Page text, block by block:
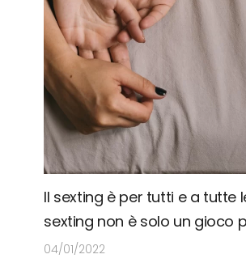
Il sexting è per tutti e a tutte
sexting non è solo un gioco
04/01/2022